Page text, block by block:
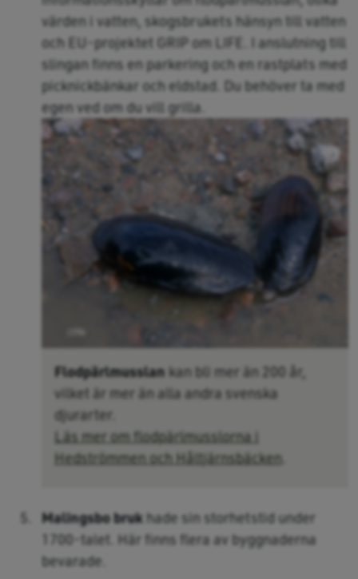
värden i vatten, skogsbrukets hänsyn till vatten
och EU-projektet GRIP om LIFE. I anslutning till
slingan finns en parkering och en rastplats med
picknickbänkar och eldstad. Du behöver ta med
egen ved om du vill grilla.
Flodpärlmusslan kan bli mer än 200 år,
vilket är mer än alla andra svenska
djurarter.
Läs mer om flodpärlmusslorna i
Hedströmmen och Håltjärnsbäcken
Malingsbo bruk hade sin storhetstid under
1700-talet. Här finns flera av byggnaderna
bevarade.